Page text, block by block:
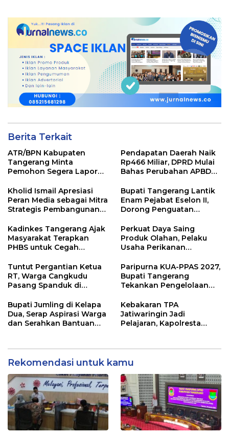
Berita Terkait
ATR/BPN Kabupaten
Tangerang Minta
Pemohon Segera Lapor
Mandek
Pendapatan Daerah Naik
Rp466 Miliar, DPRD Mulai
Bahas Perubahan APBD
Kholid Ismail Apresiasi
Peran Media sebagai Mitra
Strategis Pembangunan
Tangerang
Bupati Tangerang Lantik
Enam Pejabat Eselon II,
Dorong Penguatan
Publik
Kadinkes Tangerang Ajak
Masyarakat Terapkan
PHBS untuk Cegah
Perkuat Daya Saing
Produk Olahan, Pelaku
Usaha Perikanan
Didorong Terapkan SNI
Tuntut Pergantian Ketua
RT, Warga Cangkudu
Pasang Spanduk di
Paripurna KUA-PPAS 2027,
Bupati Tangerang
Tekankan Pengelolaan
Dampak El Nino
Bupati Jumling di Kelapa
Dua, Serap Aspirasi Warga
dan Serahkan Bantuan
Kebakaran TPA
Jatiwaringin Jadi
Pelajaran, Kapolresta
Ditingkatkan
Rekomendasi untuk kamu